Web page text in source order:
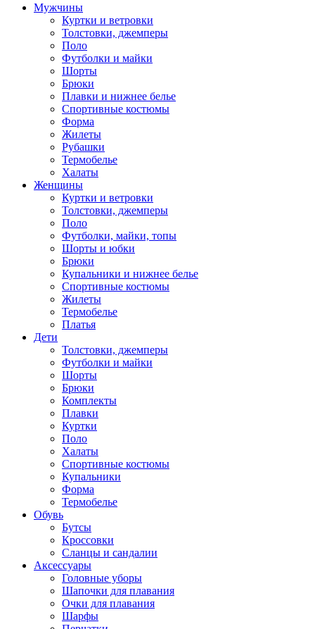
Мужчины
Куртки и ветровки
Толстовки, джемперы
Поло
Футболки и майки
Шорты
Брюки
Плавки и нижнее белье
Спортивные костюмы
Форма
Жилеты
Рубашки
Термобелье
Халаты
Женщины
Куртки и ветровки
Толстовки, джемперы
Поло
Футболки, майки, топы
Шорты и юбки
Брюки
Купальники и нижнее белье
Спортивные костюмы
Жилеты
Термобелье
Платья
Дети
Толстовки, джемперы
Футболки и майки
Шорты
Брюки
Комплекты
Плавки
Куртки
Поло
Халаты
Спортивные костюмы
Купальники
Форма
Термобелье
Обувь
Бутсы
Кроссовки
Сланцы и сандалии
Аксессуары
Головные уборы
Шапочки для плавания
Очки для плавания
Шарфы